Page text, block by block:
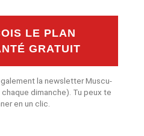
LE PLAN
GRATUIT
la newsletter Muscu-
dimanche). Tu peux te
en un clic.